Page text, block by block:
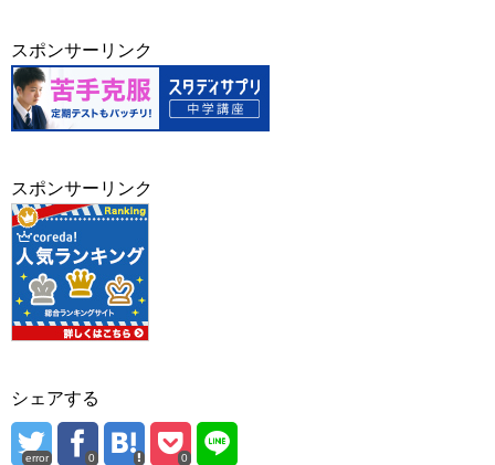
スポンサーリンク
スポンサーリンク
シェアする
error 0 0